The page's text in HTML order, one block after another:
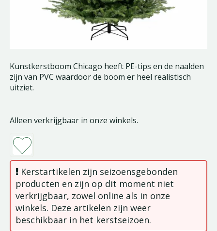
Kunstkerstboom Chicago heeft PE-tips en de naalden
zijn van PVC waardoor de boom er heel realistisch
uitziet.
Alleen verkrijgbaar in onze winkels.
Kerstartikelen zijn seizoensgebonden
producten en zijn op dit moment niet
verkrijgbaar, zowel online als in onze
winkels. Deze artikelen zijn weer
beschikbaar in het kerstseizoen.